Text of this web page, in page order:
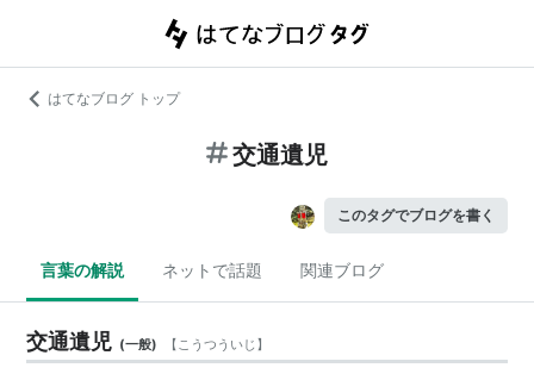
はてなブログ トップ
交通遺児
このタグでブログを書く
言葉の解説 ネットで話題 関連ブログ
交通遺児 (一般) 【こうつういじ 】